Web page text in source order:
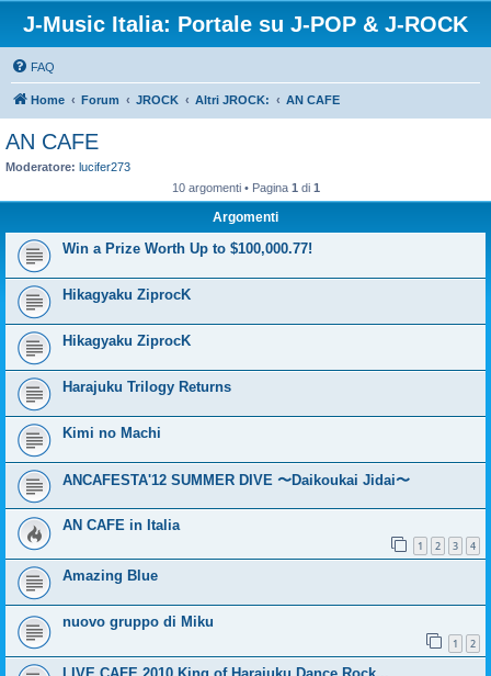
J-Music Italia: Portale su J-POP & J-ROCK
FAQ
Home Forum JROCK Altri JROCK: AN CAFE
AN CAFE
Moderatore: lucifer273
10 argomenti • Pagina 1 di 1
Argomenti
Win a Prize Worth Up to $100,000.77!
Hikagyaku ZiprocK
Hikagyaku ZiprocK
Harajuku Trilogy Returns
Kimi no Machi
ANCAFESTA'12 SUMMER DIVE 〜Daikoukai Jidai〜
AN CAFE in Italia
1 2 3 4
Amazing Blue
nuovo gruppo di Miku
1 2